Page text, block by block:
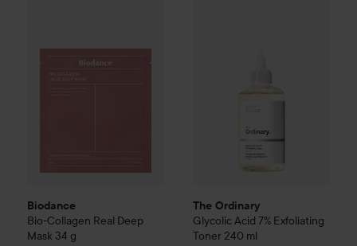
Biodance
Bio-Collagen Real Deep
Mask 34 g
The Ordinary
Glycolic Acid 7% Exfoliating
Toner 240 ml